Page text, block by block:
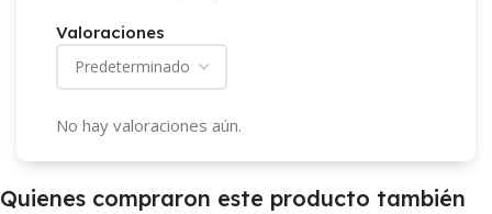
Valoraciones
No hay valoraciones aún.
Quienes compraron este producto también